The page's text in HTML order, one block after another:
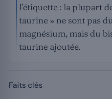
l’étiquette : la plupart
taurine » ne sont pas
magnésium, mais du
taurine ajoutée.
Faits clés